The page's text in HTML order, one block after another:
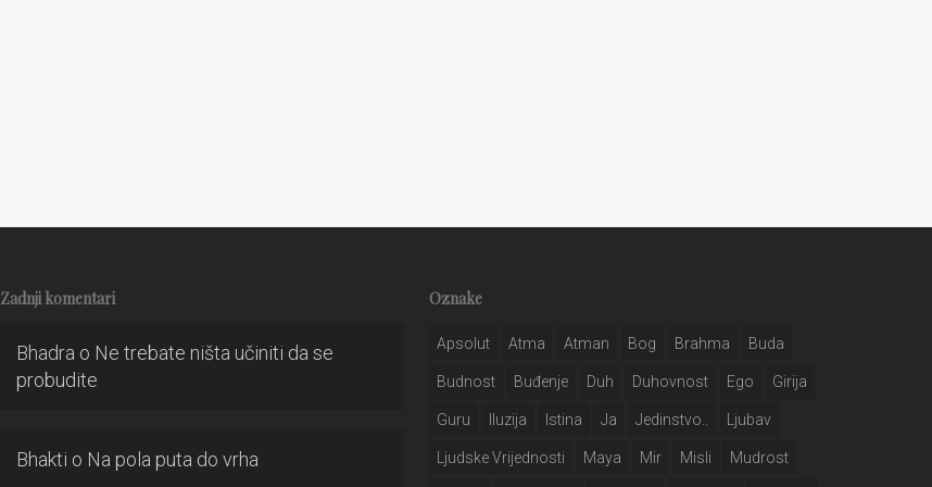
Zadnji komentari
Bhadra o Ne trebate ništa učiniti da se
probudite
Bhakti o Na pola puta do vrha
Oznake
Apsolut Atma Atman Bog Brahma Buda
Budnost Buđenje Duh Duhovnost Ego Girija
Guru Iluzija Istina Ja Jedinstvo.. Ljubav
Ljudske Vrijednosti Maya Mir Misli Mudrost